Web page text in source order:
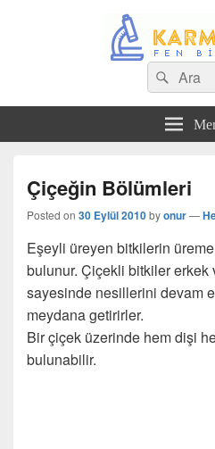
Search
for:
Ara
Çiçeğin Bölümleri
Posted on 30 Eylül 2010byonur—
Eşeyli üreyen bitkilerin
bulunur. Çiçekli bitkiler erkek
sayesinde nesillerini devam
meydana getirirler.
Bir çiçek üzerinde hem dişi
bulunabilir.